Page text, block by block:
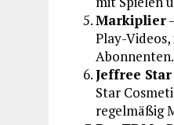
Markiplier
Play-
Abonnenten.
Jeffree Star
Star
regelmäßig